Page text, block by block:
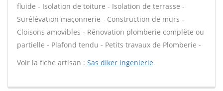
fluide - Isolation de toiture - Isolation de terrasse -
Surélévation maçonnerie - Construction de murs -
Cloisons amovibles - Rénovation plomberie complète ou
partielle - Plafond tendu - Petits travaux de Plomberie -
Voir la fiche artisan : Sas diker ingenierie